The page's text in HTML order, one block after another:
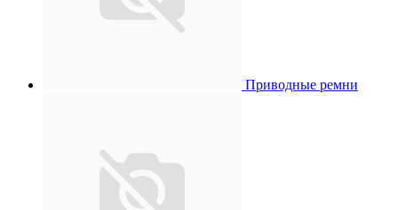
Приводные ремни